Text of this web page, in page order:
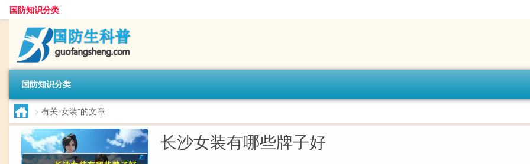
国防知识分类
国防知识分类
> 有关“女装”的文章
长沙女装有哪些牌子好